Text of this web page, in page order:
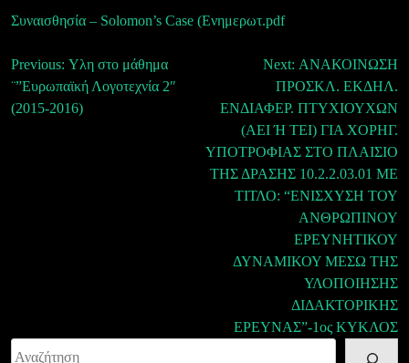
Συναισθησία – Solomon’s Case (Ενημερωτ.pdf
Πλοήγηση
άρθρων
Previous: Υλη στο μάθημα
¨”Ευρωπαϊκή Λογοτεχνία 2″
(2015-2016)
Next: ΑΝΑΚΟΙΝΩΣΗ
ΠΡΟΣΚΛ. ΕΚΔΗΛ.
ΕΝΔΙΑΦΕΡ. ΠΤΥΧΙΟΥΧΩΝ
(ΑΕΙ Ή ΤΕΙ) ΓΙΑ ΧΟΡΗΓ.
ΥΠΟΤΡΟΦΙΑΣ ΣΤΟ ΠΛΑΙΣΙΟ
ΤΗΣ ΔΡΑΣΗΣ 10.2.2.03.01 ΜΕ
ΤΙΤΛΟ: “ΕΝΙΣΧΥΣΗ ΤΟΥ
ΑΝΘΡΩΠΙΝΟΥ
ΕΡΕΥΝΗΤΙΚΟΥ
ΔΥΝΑΜΙΚΟΥ ΜΕΣΩ ΤΗΣ
ΥΛΟΠΟΙΗΣΗΣ
ΔΙΔΑΚΤΟΡΙΚΗΣ
ΕΡΕΥΝΑΣ”-1ος ΚΥΚΛΟΣ
Αναζήτηση